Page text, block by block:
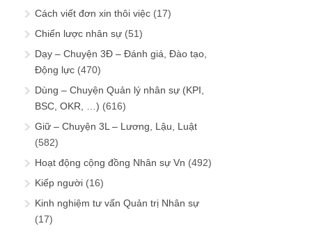
Cách viết đơn xin thôi việc (17)
Chiến lược nhân sự (51)
Dạy – Chuyện 3Đ – Đánh giá, Đào tạo,
Động lực (470)
Dùng – Chuyện Quản lý nhân sự (KPI,
BSC, OKR, …) (616)
Giữ – Chuyện 3L – Lương, Lậu, Luật
(582)
Hoạt động cộng đồng Nhân sự Vn (492)
Kiếp người (16)
Kinh nghiệm tư vấn Quản trị Nhân sự
(17)